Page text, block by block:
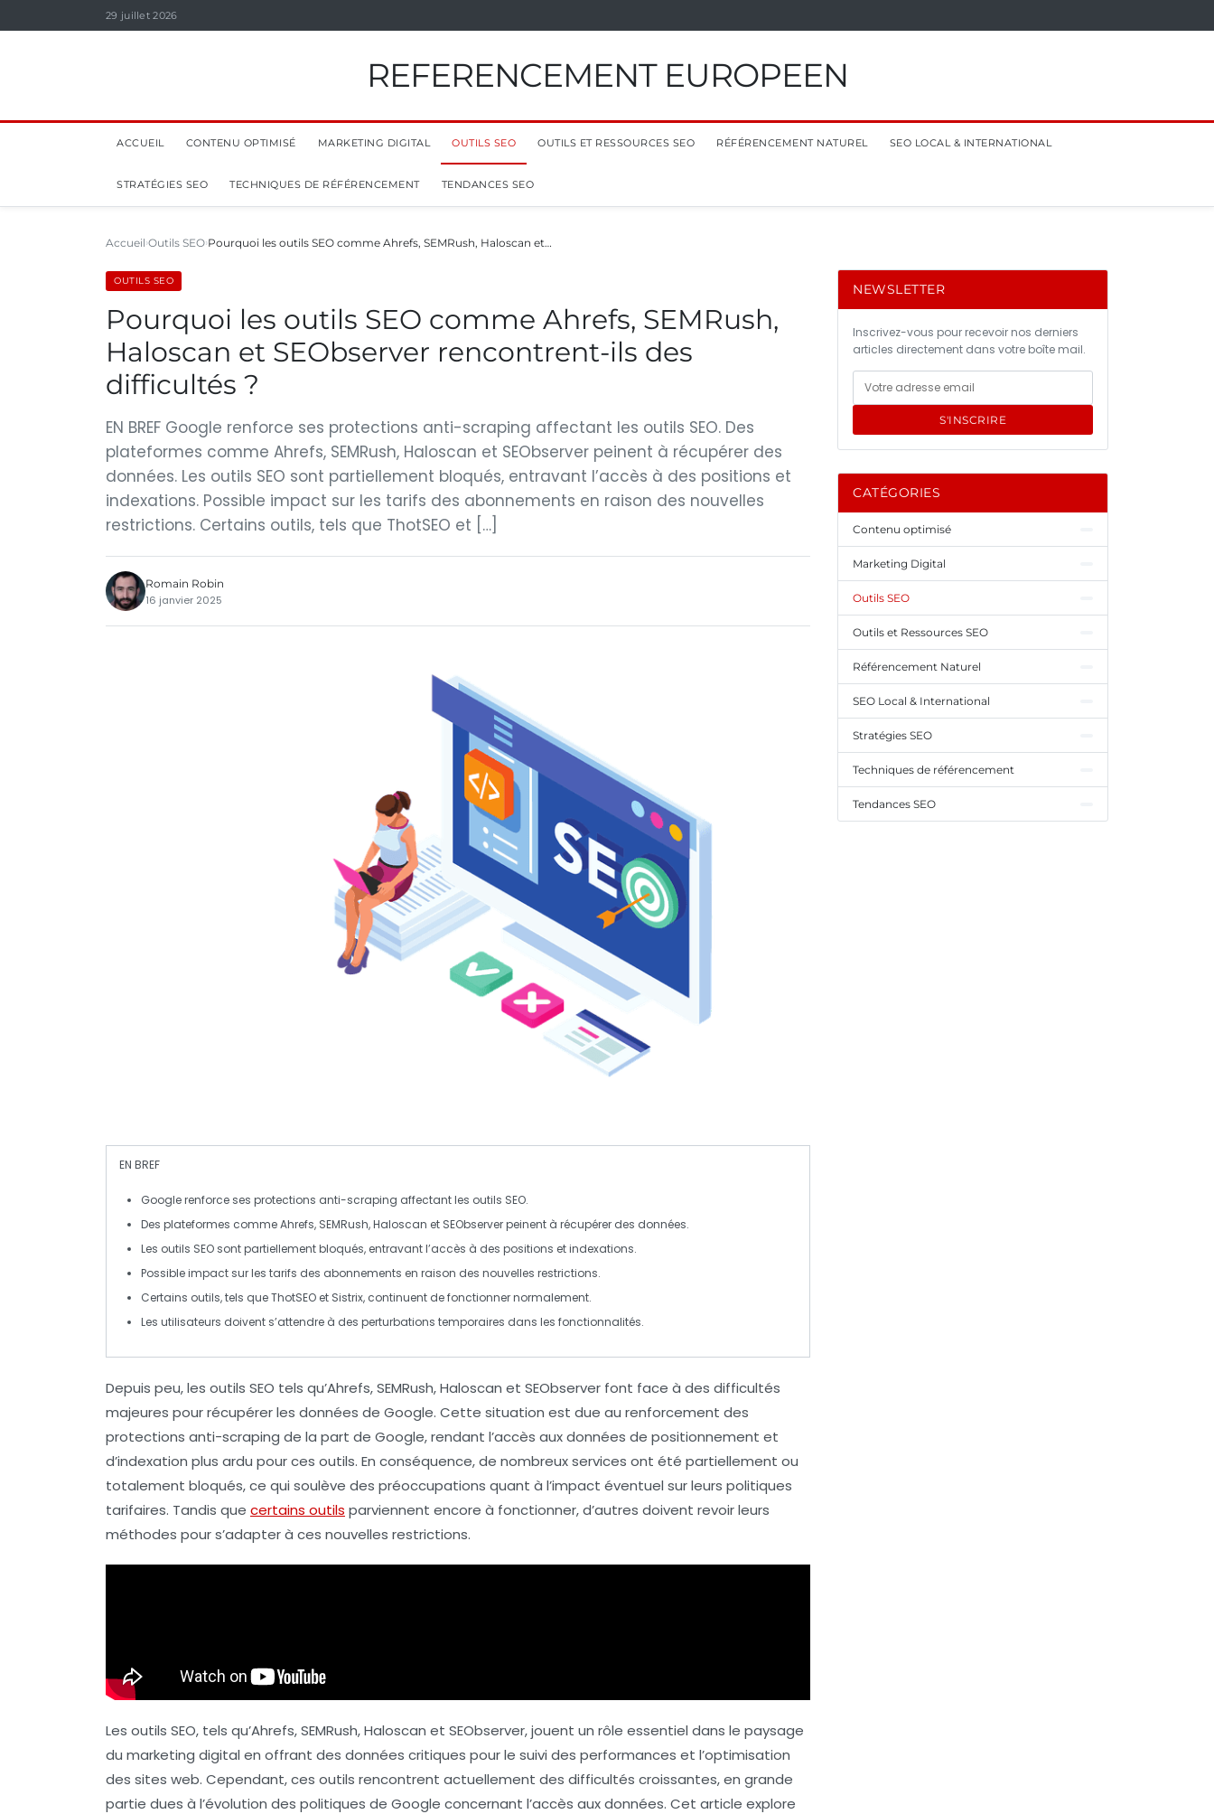
29 juillet 2026
REFERENCEMENT EUROPEEN
ACCUEIL CONTENU OPTIMISÉ MARKETING DIGITAL OUTILS SEO OUTILS ET RESSOURCES SEO RÉFÉRENCEMENT NATUREL SEO LOCAL & INTERNATIONAL
STRATÉGIES SEO TECHNIQUES DE RÉFÉRENCEMENT TENDANCES SEO
Accueil Outils SEO Pourquoi les outils SEO comme Ahrefs, SEMRush, Haloscan et…
OUTILS SEO
Pourquoi les outils SEO comme Ahrefs, SEMRush,
Haloscan et SEObserver rencontrent-ils des
difficultés ?
EN BREF Google renforce ses protections anti-scraping affectant les outils SEO. Des
plateformes comme Ahrefs, SEMRush, Haloscan et SEObserver peinent à récupérer des
données. Les outils SEO sont partiellement bloqués, entravant l’accès à des positions et
indexations. Possible impact sur les tarifs des abonnements en raison des nouvelles
restrictions. Certains outils, tels que ThotSEO et […]
Romain Robin
16 janvier 2025
EN BREF
Googlerenforce ses protections anti-scraping affectant les outils SEO.
Des plateformes commeAhrefs, SEMRush,Haloscan et SEObserverpeinent à récupérer des données.
Les outils SEO sont partiellement bloqués, entravant l’accès à des positions etindexations.
Possible impact sur les tarifs des abonnements en raison des nouvelles restrictions.
Certains outils, tels queThotSEO et Sistrix, continuent de fonctionner normalement.
Les utilisateurs doivent s’attendre à des perturbations temporaires dans les fonctionnalités.
Depuis peu, les outils SEO tels qu’Ahrefs, SEMRush, Haloscan et SEObserver font face à des difficultés
majeures pour récupérer les données de Google. Cette situation est due au renforcement des
protections anti-scraping de la part de Google, rendant l’accès aux données de positionnement et
d’indexation plus ardu pour ces outils. En conséquence, de nombreux services ont été partiellement ou
totalement bloqués, ce qui soulève des préoccupations quant à l’impact éventuel sur leurs politiques
tarifaires. Tandis que certains outils parviennent encore à fonctionner, d’autres doivent revoir leurs
méthodes pour s’adapter à ces nouvelles restrictions.
Les outils SEO, tels qu’Ahrefs, SEMRush, Haloscan et SEObserver, jouent un rôle essentiel dans le paysage
du marketing digital en offrant des données critiques pour le suivi des performances et l’optimisation
des sites web. Cependant, ces outils rencontrent actuellement des difficultés croissantes, en grande
partie dues à l’évolution des politiques de Google concernant l’accès aux données. Cet article explore
NEWSLETTER
Inscrivez-vous pour recevoir nos derniers
articles directement dans votre boîte mail.
S'INSCRIRE
CATÉGORIES
Contenu optimisé
Marketing Digital
Outils SEO
Outils et Ressources SEO
Référencement Naturel
SEO Local & International
Stratégies SEO
Techniques de référencement
Tendances SEO